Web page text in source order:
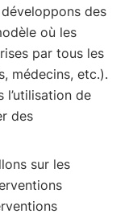
des
où les
par tous les
médecins, etc.).
l’utilisation de
des
sur les